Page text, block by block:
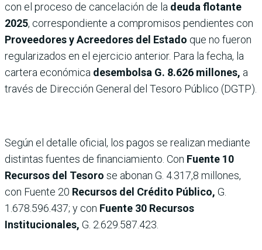
con el proceso de cancelación de la deuda flotante
2025, correspondiente a compromisos pendientes con
Proveedores y Acreedores del Estado que no fueron
regularizados en el ejercicio anterior. Para la fecha, la
cartera económica desembolsa G. 8.626 millones, a
través de Dirección General del Tesoro Público (DGTP).
Según el detalle oficial, los pagos se realizan mediante
distintas fuentes de financiamiento. Con Fuente 10
Recursos del Tesoro se abonan G. 4.317,8 millones,
con Fuente 20 Recursos del Crédito Público, G.
1.678.596.437; y con Fuente 30 Recursos
Institucionales, G. 2.629.587.423.